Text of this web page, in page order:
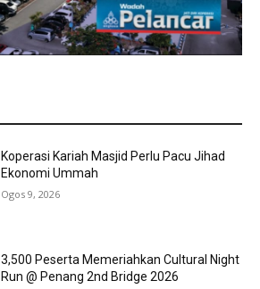
Koperasi Kariah Masjid Perlu Pacu Jihad
Ekonomi Ummah
Ogos 9, 2026
3,500 Peserta Memeriahkan Cultural Night
Run @ Penang 2nd Bridge 2026